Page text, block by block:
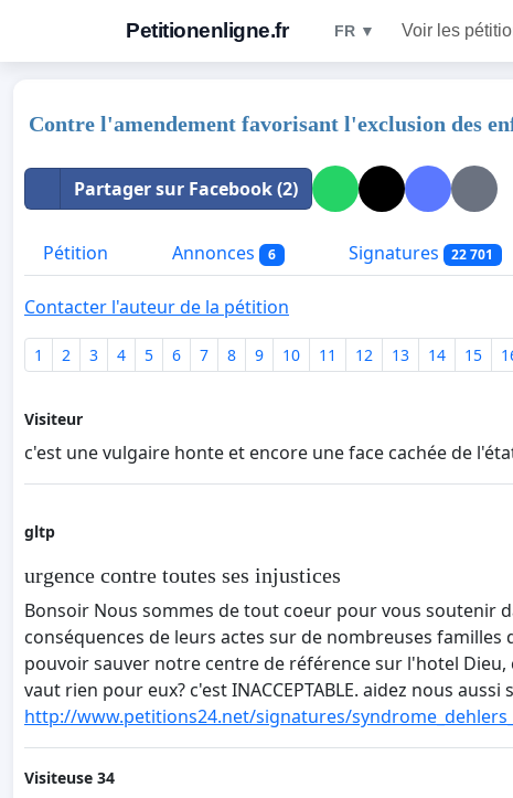
Petitionenligne.fr FR ▼ Voir les
Contre l'amendement favorisant l'exclusion des
Partager sur Facebook (2)
Pétition Annonces 6 Signatures 22 701
Contacter l'auteur de la pétition
1 2 3 4 5 6 7 8 9 10 11 12 13 14 15
Visiteur
c'est une vulgaire honte et encore une face cachée de
gltp
urgence contre toutes ses injustices
Bonsoir Nous sommes de tout coeur pour vous soutenir
conséquences de leurs actes sur de nombreuses
pouvoir sauver notre centre de référence sur l'hotel
vaut rien pour eux? c'est INACCEPTABLE. aidez nous
http://www.petitions24.net/signatures/
Visiteuse 34